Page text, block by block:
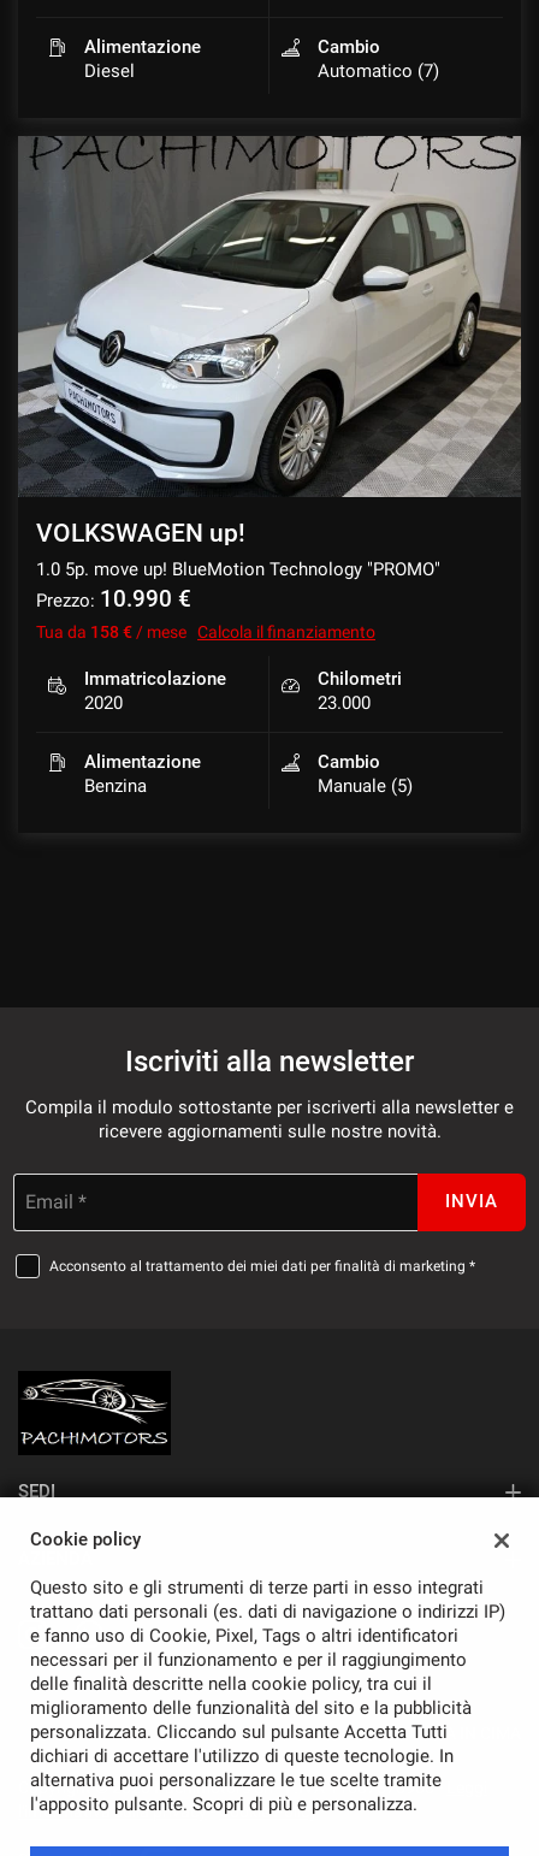
Alimentazione
Diesel
Cambio
Automatico (7)
VOLKSWAGEN up!
1.0 5p. move up! BlueMotion Technology "PROMO"
Prezzo: 10.990 €
Tua da 158 € / mese Calcola il finanziamento
Immatricolazione
2020
Chilometri
23.000
Alimentazione
Benzina
Cambio
Manuale (5)
Iscriviti alla newsletter
Compila il modulo sottostante per iscriverti alla newsletter e
ricevere aggiornamenti sulle nostre novità.
Email * INVIA
Acconsento al trattamento dei miei dati per finalità di marketing *
SEDI
Sede di Monza
Contatti
TORNA IN CIMA
Copyright © 2026 Pachimotors Srl - P.IVA 11037870968 -
l'informativa sulla privacy-Cookie Policy
Cookie policy
Questo sito e gli strumenti di terze parti in esso integrati
trattano dati personali (es. dati di navigazione o indirizzi IP)
e fanno uso di Cookie, Pixel, Tags o altri identificatori
necessari per il funzionamento e per il raggiungimento
delle finalità descritte nella cookie policy, tra cui il
miglioramento delle funzionalità del sito e la pubblicità
personalizzata. Cliccando sul pulsante Accetta Tutti
dichiari di accettare l'utilizzo di queste tecnologie. In
alternativa puoi personalizzare le tue scelte tramite
l'apposito pulsante. Scopri di più e personalizza.